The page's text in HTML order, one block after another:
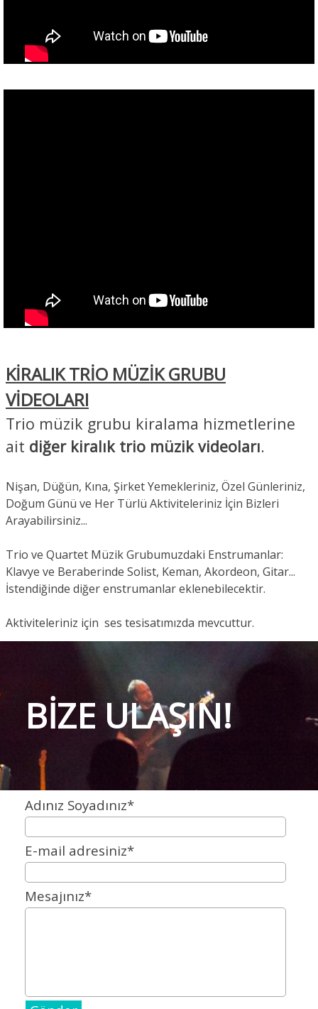
KİRALIK TRİO MÜZİK GRUBU
VİDEOLARI
Trio müzik grubu kiralama hizmetlerine
ait diğer kiralık trio müzik videoları.
Nişan, Düğün, Kına, Şirket Yemekleriniz, Özel Günleriniz,
Doğum Günü ve Her Türlü Aktiviteleriniz İçin Bizleri
Arayabilirsiniz...
Trio ve Quartet Müzik Grubumuzdaki Enstrumanlar:
Klavye ve Beraberinde Solist, Keman, Akordeon, Gitar...
İstendiğinde diğer enstrumanlar eklenebilecektir.
Aktiviteleriniz için ses tesisatımızda mevcuttur.
BİZE ULAŞIN!
Adınız Soyadınız*
E-mail adresiniz*
Mesajınız*